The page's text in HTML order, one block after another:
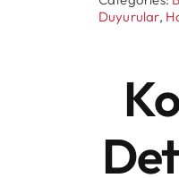
Duyurular,